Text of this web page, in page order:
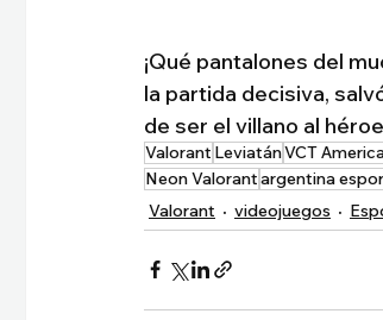
¡Qué pantalones del
la partida decisiva,
de ser el villano al
Valorant LeviatánVCT
Neon Valorantargentina
Valorant
videojuegos